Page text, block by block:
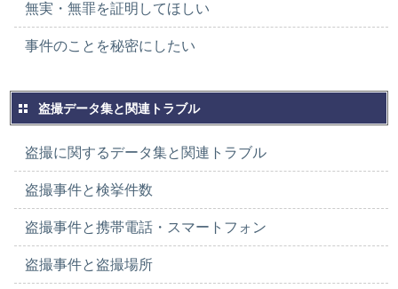
無実・無罪を証明してほしい
事件のことを秘密にしたい
盗撮データ集と関連トラブル
盗撮に関するデータ集と関連トラブル
盗撮事件と検挙件数
盗撮事件と携帯電話・スマートフォン
盗撮事件と盗撮場所